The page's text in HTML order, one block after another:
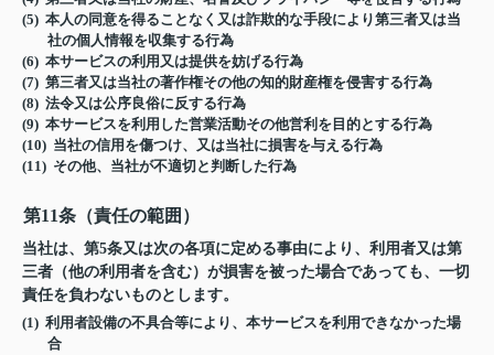
(5) 本人の同意を得ることなく又は詐欺的な手段により第三者又は当
社の個人情報を収集する行為
(6) 本サービスの利用又は提供を妨げる行為
(7) 第三者又は当社の著作権その他の知的財産権を侵害する行為
(8) 法令又は公序良俗に反する行為
(9) 本サービスを利用した営業活動その他営利を目的とする行為
(10) 当社の信用を傷つけ、又は当社に損害を与える行為
(11) その他、当社が不適切と判断した行為
第11条（責任の範囲）
当社は、第5条又は次の各項に定める事由により、利用者又は第
三者（他の利用者を含む）が損害を被った場合であっても、一切
責任を負わないものとします。
(1) 利用者設備の不具合等により、本サービスを利用できなかった場
合